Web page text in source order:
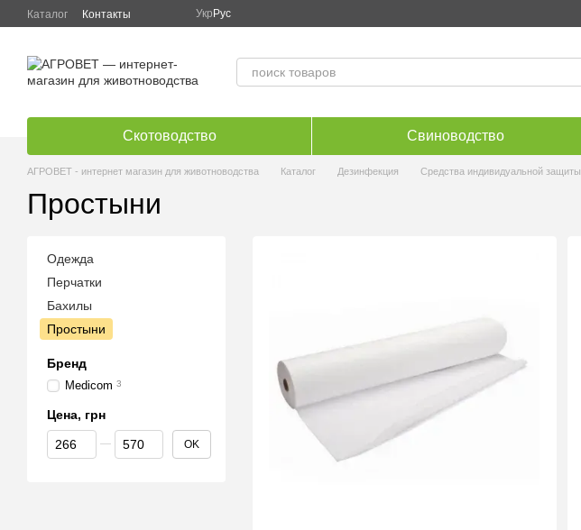
Перейти к основному контенту
Каталог Контакты Укр Рус
Скотоводство Свиноводство
АГРОВЕТ - интернет магазин для животноводства Каталог Дезинфекция Средства индивидуальной защиты
Простыни
Одежда
Перчатки
Бахилы
Простыни
Бренд
Medicom 3
Цена, грн
От Цена, грн
До Цена, грн OK